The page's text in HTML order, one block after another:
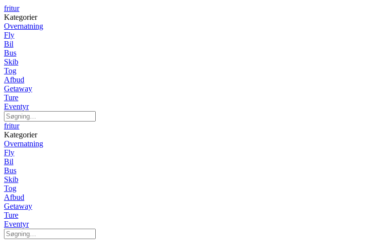
fritur
Kategorier
Overnatning
Fly
Bil
Bus
Skib
Tog
Afbud
Getaway
Ture
Eventyr
fritur
Kategorier
Overnatning
Fly
Bil
Bus
Skib
Tog
Afbud
Getaway
Ture
Eventyr